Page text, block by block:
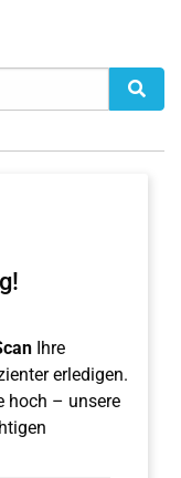
Ihre
erledigen.
hoch – unsere